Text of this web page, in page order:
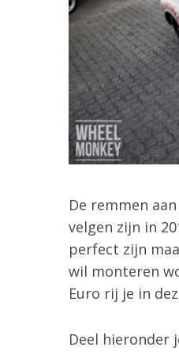
De remmen
velgen zijn in
perfect zijn
wil monteren
Euro rij je in
Deel hieronder